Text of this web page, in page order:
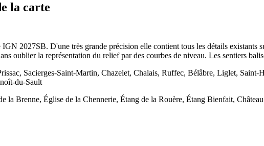
la carte
2027SB. D'une très grande précision elle contient tous les détails
oublier la représentation du relief par des courbes de niveau. Les sentiers
Sacierges-Saint-Martin, Chazelet, Chalais, Ruffec, Bélâbre, Liglet,
du-Sault
la Brenne, Église de la Chennerie, Étang de la Rouère, Étang Bienfait,